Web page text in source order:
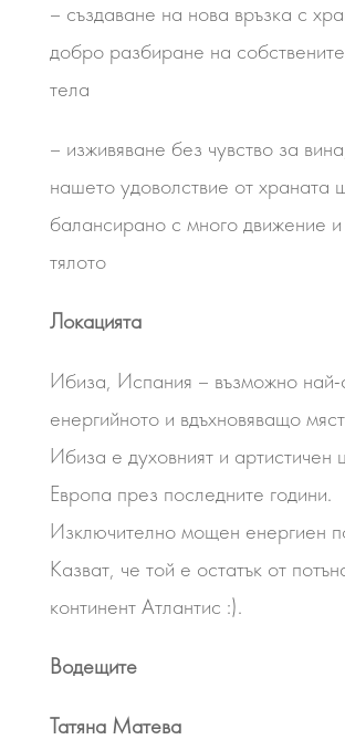
– създаване на нова връзка с
добро разбиране на
тела
– изживяване без чувство за
нашето удоволствие от храната
балансирано с много движение
тялото
Локацията
Ибиза, Испания – възможно най-
енергийното и вдъхновяващо
Ибиза е духовният и артистичен
Европа през последните години.
Изключително мощен енергиен
Казват, че той е остатък от
континент Атлантис :).
Водещите
Татяна Матева